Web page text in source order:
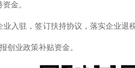
金。
业入驻，签订扶持协议，落实企业退
创业政策补贴资金。